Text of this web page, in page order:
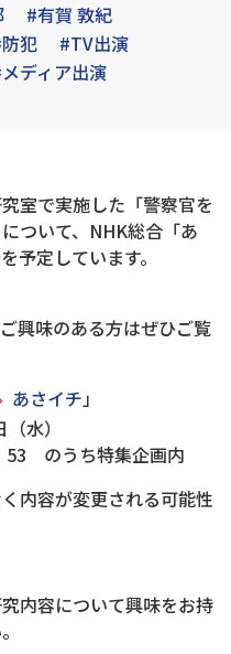
#有賀 敦紀
犯
#TV出演
ディア出演
室で実施した「警察官を
ついて、NHK総合「あ
予定しています。
興味のある方はぜひご覧
あさイチ」
水）
ち特集企画内
内容が変更される可能性
内容について興味をお持